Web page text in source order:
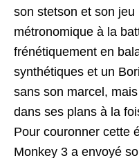
son stetson et son
métronomique à la
frénétiquement en
synthétiques et un
sans son marcel,
dans ses plans à la
Pour couronner cette
Monkey 3 a envoyé